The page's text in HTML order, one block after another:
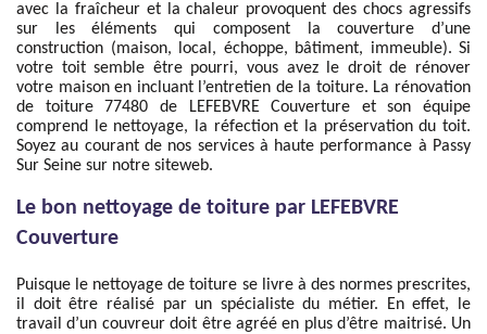
avec la fraîcheur et la chaleur provoquent des chocs agressifs
sur les éléments qui composent la couverture d’une
construction (maison, local, échoppe, bâtiment, immeuble). Si
votre toit semble être pourri, vous avez le droit de rénover
votre maison en incluant l’entretien de la toiture. La rénovation
de toiture 77480 de LEFEBVRE Couverture et son équipe
comprend le nettoyage, la réfection et la préservation du toit.
Soyez au courant de nos services à haute performance à Passy
Sur Seine sur notre siteweb.
Le bon nettoyage de toiture par LEFEBVRE
Couverture
Puisque le nettoyage de toiture se livre à des normes prescrites,
il doit être réalisé par un spécialiste du métier. En effet, le
travail d’un couvreur doit être agréé en plus d’être maitrisé. Un